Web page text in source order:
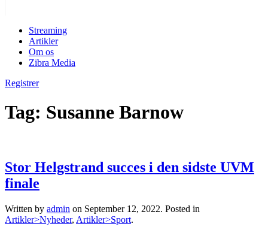
Streaming
Artikler
Om os
Zibra Media
Registrer
Tag: Susanne Barnow
Stor Helgstrand succes i den sidste UVM
finale
Written by admin on September 12, 2022. Posted in
Artikler>Nyheder, Artikler>Sport.